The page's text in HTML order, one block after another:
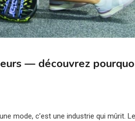
— découvrez
mode, c’est une industrie qui mûrit.